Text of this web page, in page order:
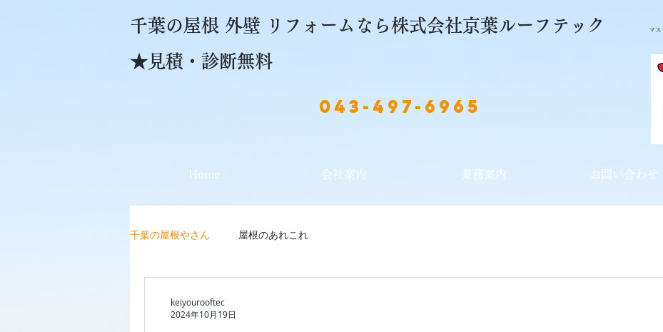
千葉の屋根 外壁 リフォームなら株式会社京葉ルーフテック
★見積・診断無料
043-497-6965
マ
Home 会社案内 業務案内 お問い合わせ
千葉の屋根やさん 屋根のあれこれ
keiyourooftec
2024年10月19日